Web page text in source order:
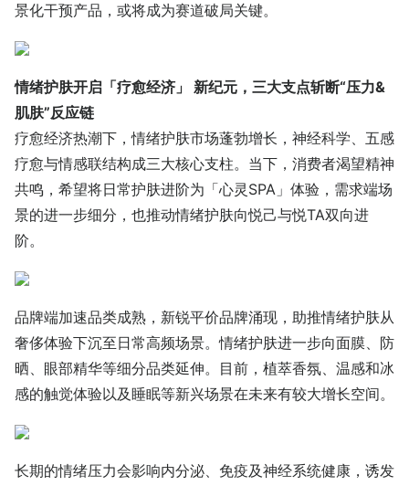
景化干预产品，或将成为赛道破局关键。
情绪护肤开启「疗愈经济」 新纪元，三大支点斩断“压力&
肌肤”反应链
疗愈经济热潮下，情绪护肤市场蓬勃增长，神经科学、五感
疗愈与情感联结构成三大核心支柱。当下，消费者渴望精神
共鸣，希望将日常护肤进阶为「心灵SPA」体验，需求端场
景的进一步细分，也推动情绪护肤向悦己与悦TA双向进
阶。
品牌端加速品类成熟，新锐平价品牌涌现，助推情绪护肤从
奢侈体验下沉至日常高频场景。情绪护肤进一步向面膜、防
晒、眼部精华等细分品类延伸。目前，植萃香氛、温感和冰
感的触觉体验以及睡眠等新兴场景在未来有较大增长空间。
长期的情绪压力会影响内分泌、免疫及神经系统健康，诱发